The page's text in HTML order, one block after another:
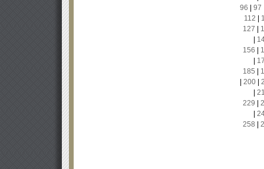
96
97
112
127
156
185
200|
229
258